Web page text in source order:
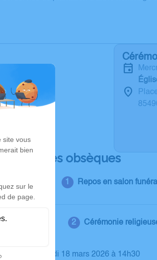
Déroulé des obsèques
Repos en salon
Cérémonie
Le mercredi 18 mars 2026 à 14h30